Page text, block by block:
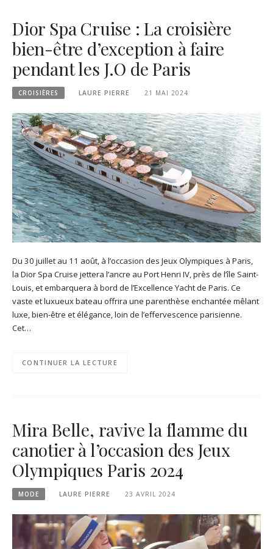
Dior Spa Cruise : La croisière
bien-être d’exception à faire
pendant les J.O de Paris
CROISIÈRES LAURE PIERRE 21 MAI 2024
Du 30 juillet au 11 août, à l’occasion des Jeux Olympiques à Paris,
la Dior Spa Cruise jettera l’ancre au Port Henri IV, près de l’île Saint-
Louis, et embarquera à bord de l’Excellence Yacht de Paris. Ce
vaste et luxueux bateau offrira une parenthèse enchantée mêlant
luxe, bien-être et élégance, loin de l’effervescence parisienne.
Cet…
CONTINUER LA LECTURE
Mira Belle, ravive la flamme du
canotier à l’occasion des Jeux
Olympiques Paris 2024
MODE LAURE PIERRE 23 AVRIL 2024